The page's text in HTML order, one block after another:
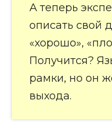
А теперь
описать свой
«хорошо»,
Получится?
рамки, но он
выхода.